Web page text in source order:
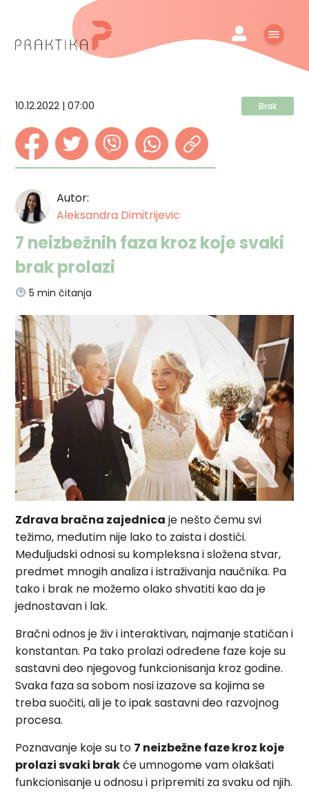
10.12.2022 | 07:00 Brak
Autor:
Aleksandra Dimitrijevic
7 neizbežnih faza kroz koje svaki
brak prolazi
5 min čitanja
Zdrava bračna zajednica je nešto čemu svi
težimo, međutim nije lako to zaista i dostići.
Međuljudski odnosi su kompleksna i složena stvar,
predmet mnogih analiza i istraživanja naučnika. Pa
tako i brak ne možemo olako shvatiti kao da je
jednostavan i lak.
Bračni odnos je živ i interaktivan, najmanje statičan i
konstantan. Pa tako prolazi određene faze koje su
sastavni deo njegovog funkcionisanja kroz godine.
Svaka faza sa sobom nosi izazove sa kojima se
treba suočiti, ali je to ipak sastavni deo razvojnog
procesa.
Poznavanje koje su to 7 neizbežne faze kroz koje
prolazi svaki brakće umnogome vam olakšati
funkcionisanje u odnosu i pripremiti za svaku od njih.